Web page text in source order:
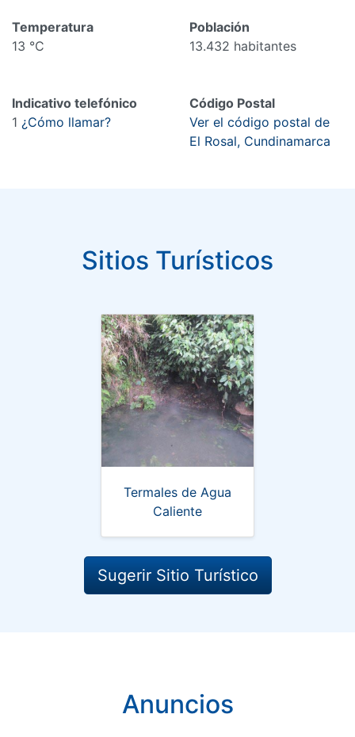
Temperatura
13 °C
Población
13.432 habitantes
Indicativo telefónico
1 ¿Cómo llamar?
Código Postal
Ver el código postal de
El Rosal, Cundinamarca
Sitios Turísticos
Termales de Agua
Caliente
Sugerir Sitio Turístico
Anuncios